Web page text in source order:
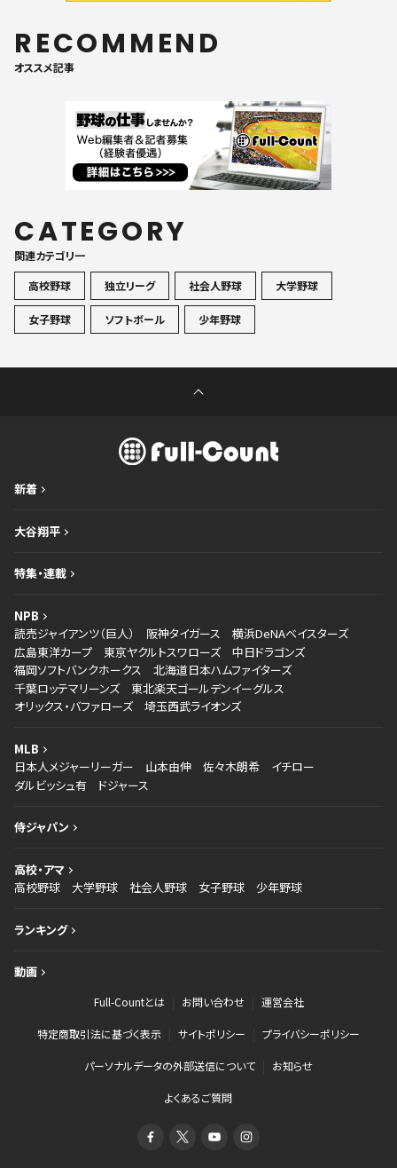
RECOMMEND
オススメ記事
CATEGORY
関連カテゴリ一
高校野球
独立リーグ 社会人野球 大学野球
女子野球 ソフトボール 少年野球
新着
大谷翔平
特集・連載
NPB
読売ジャイアンツ（巨人）
阪神タイガース
横浜DeNAベイスターズ
広島東洋カープ
東京ヤクルトスワローズ
中日ドラゴンズ
福岡ソフトバンクホークス
北海道日本ハムファイターズ
千葉ロッテマリーンズ
東北楽天ゴールデンイーグルス
オリックス・バファローズ
埼玉西武ライオンズ
MLB
日本人メジャーリーガー
山本由伸 佐々木朗希
イチロー
ダルビッシュ有
ドジャース
侍ジャパン
高校・アマ
高校野球
大学野球 社会人野球 女子野球 少年野球
ランキング
動画
Full-Countとは お問い合わせ 運営会社
特定商取引法に基づく表示 サイトポリシー プライバシーポリシー
パーソナルデータの外部送信について お知らせ
よくあるご質問